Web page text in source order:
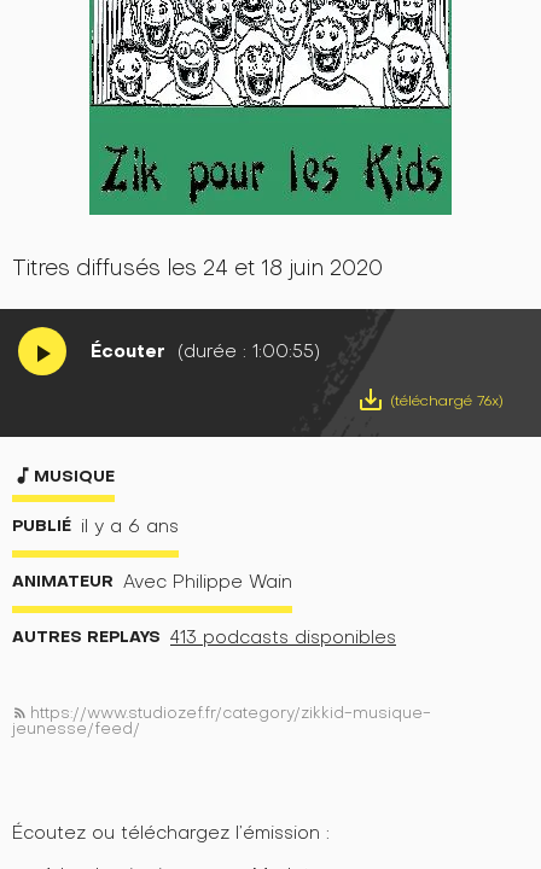
Titres diffusés les 24 et 18 juin 2020
play_arrow Écouter (durée : 1:00:55)
save_alt (téléchargé 76x)
music_note MUSIQUE
PUBLIÉ il y a 6 ans
ANIMATEUR Avec Philippe Wain
AUTRES REPLAYS 413 podcasts disponibles
rss_feed https://www.studiozef.fr/category/zikkid-musique-
jeunesse/feed/
Écoutez ou téléchargez l’émission :